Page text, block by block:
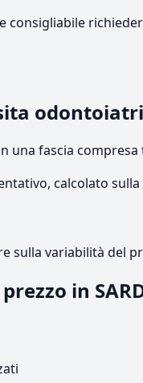
consigliabile
una fascia compresa
calcolato sulla
sulla variabilità del
in